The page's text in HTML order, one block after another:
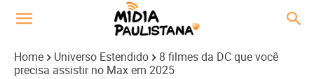
Home Universo Estendido
8 filmes da DC que você
precisa assistir no Max em 2025